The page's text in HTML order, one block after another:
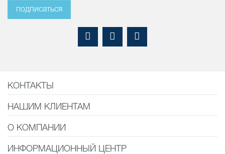
подписаться
КОНТАКТЫ
НАШИМ КЛИЕНТАМ
О КОМПАНИИ
ИНФОРМАЦИОННЫЙ ЦЕНТР